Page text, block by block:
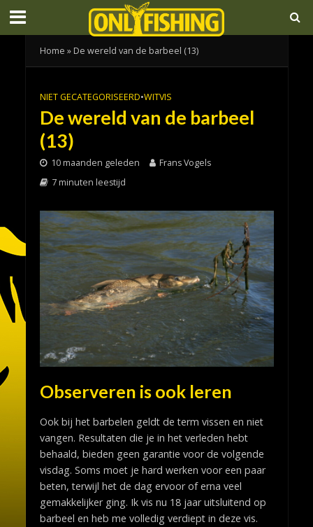
Home » De wereld van de barbeel (13)
NIET GECATEGORISEERD•WITVIS
De wereld van de barbeel
(13)
10 maanden geleden
Frans Vogels
7 minuten leestijd
Observeren is ook leren
Ook bij het barbelen geldt de term vissen en niet
vangen. Resultaten die je in het verleden hebt
behaald, bieden geen garantie voor de volgende
visdag. Soms moet je hard werken voor een paar
beten, terwijl het de dag ervoor of erna veel
gemakkelijker ging. Ik vis nu 18 jaar uitsluitend op
barbeel en heb me volledig verdiept in deze vis.